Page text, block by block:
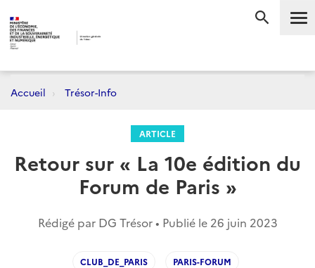
Accueil Trésor-Info
ARTICLE
Retour sur « La 10e édition du
Forum de Paris »
Rédigé par DG Trésor • Publié le 26 juin 2023
CLUB_DE_PARIS PARIS-FORUM